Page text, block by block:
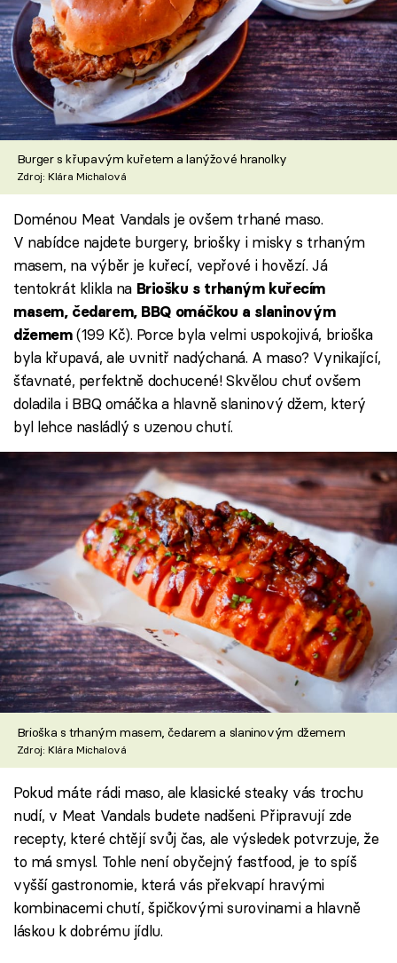
Burger s křupavým kuřetem a lanýžové hranolky
Zdroj: Klára Michalová
Doménou Meat Vandals je ovšem trhané maso.
V nabídce najdete burgery, briošky i misky s trhaným
masem, na výběr je kuřecí, vepřové i hovězí. Já
tentokrát klikla na Briošku s trhaným kuřecím
masem, čedarem, BBQ omáčkou a slaninovým
džemem(199 Kč). Porce byla velmi uspokojivá, brioška
byla křupavá, ale uvnitř nadýchaná. A maso? Vynikající,
šťavnaté, perfektně dochucené! Skvělou chuť ovšem
doladila i BBQ omáčka a hlavně slaninový džem, který
byl lehce nasládlý s uzenou chutí.
Brioška s trhaným masem, čedarem a slaninovým džemem
Zdroj: Klára Michalová
Pokud máte rádi maso, ale klasické steaky vás trochu
nudí, v Meat Vandals budete nadšeni. Připravují zde
recepty, které chtějí svůj čas, ale výsledek potvrzuje, že
to má smysl. Tohle není obyčejný fastfood, je to spíš
vyšší gastronomie, která vás překvapí hravými
kombinacemi chutí, špičkovými surovinami a hlavně
láskou k dobrému jídlu.